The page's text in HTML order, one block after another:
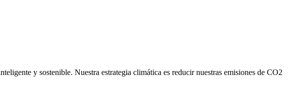
y sostenible. Nuestra estrategia climática es reducir nuestras emisiones de CO2